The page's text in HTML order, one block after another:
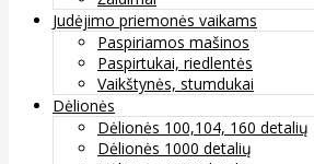
Judėjimo priemonės vaikams
Paspiriamos mašinos
Paspirtukai, riedlentės
Vaikštynės, stumdukai
Dėlionės
Dėlionės 100,104, 160 detalių
Dėlionės 1000 detalių